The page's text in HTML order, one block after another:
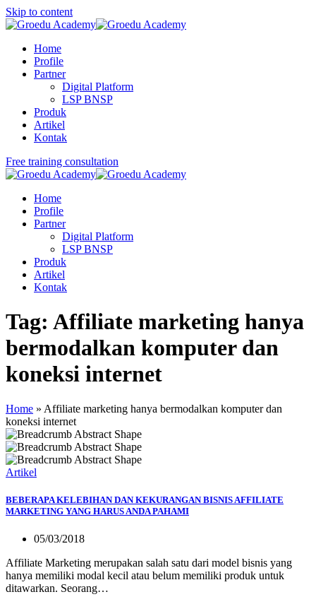
Skip to content
Home
Profile
Partner
Digital Platform
LSP BNSP
Produk
Artikel
Kontak
Free training consultation
Home
Profile
Partner
Digital Platform
LSP BNSP
Produk
Artikel
Kontak
Tag: Affiliate marketing hanya
bermodalkan komputer dan
koneksi internet
Home » Affiliate marketing hanya bermodalkan komputer dan
koneksi internet
Artikel
BEBERAPA KELEBIHAN DAN KEKURANGAN BISNIS AFFILIATE
MARKETING YANG HARUS ANDA PAHAMI
05/03/2018
Affiliate Marketing merupakan salah satu dari model bisnis yang
hanya memiliki modal kecil atau belum memiliki produk untuk
ditawarkan. Seorang…